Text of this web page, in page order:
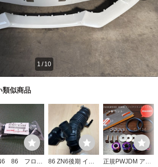
1 / 10
類似商品
86 フロン
86 ZN6後期 イン
正規PWJDM アル